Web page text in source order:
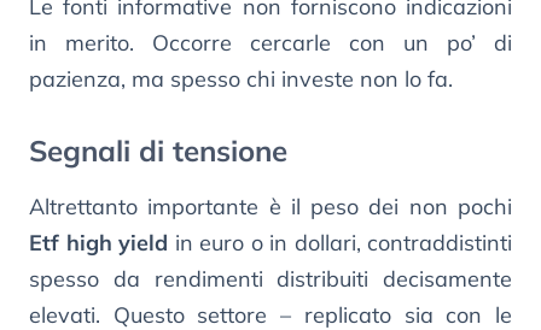
Le fonti informative non forniscono indicazioni
in merito. Occorre cercarle con un po’ di
pazienza, ma spesso chi investe non lo fa.
Segnali di tensione
Altrettanto importante è il peso dei non pochi
Etf high yield in euro o in dollari, contraddistinti
spesso da rendimenti distribuiti decisamente
elevati. Questo settore – replicato sia con le